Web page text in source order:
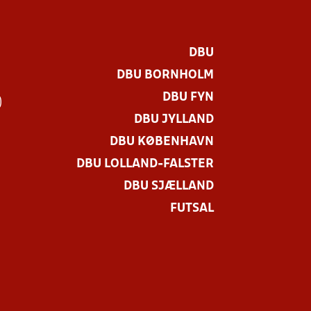
DBU
DBU BORNHOLM
DBU FYN
DBU JYLLAND
DBU KØBENHAVN
DBU LOLLAND-FALSTER
DBU SJÆLLAND
FUTSAL